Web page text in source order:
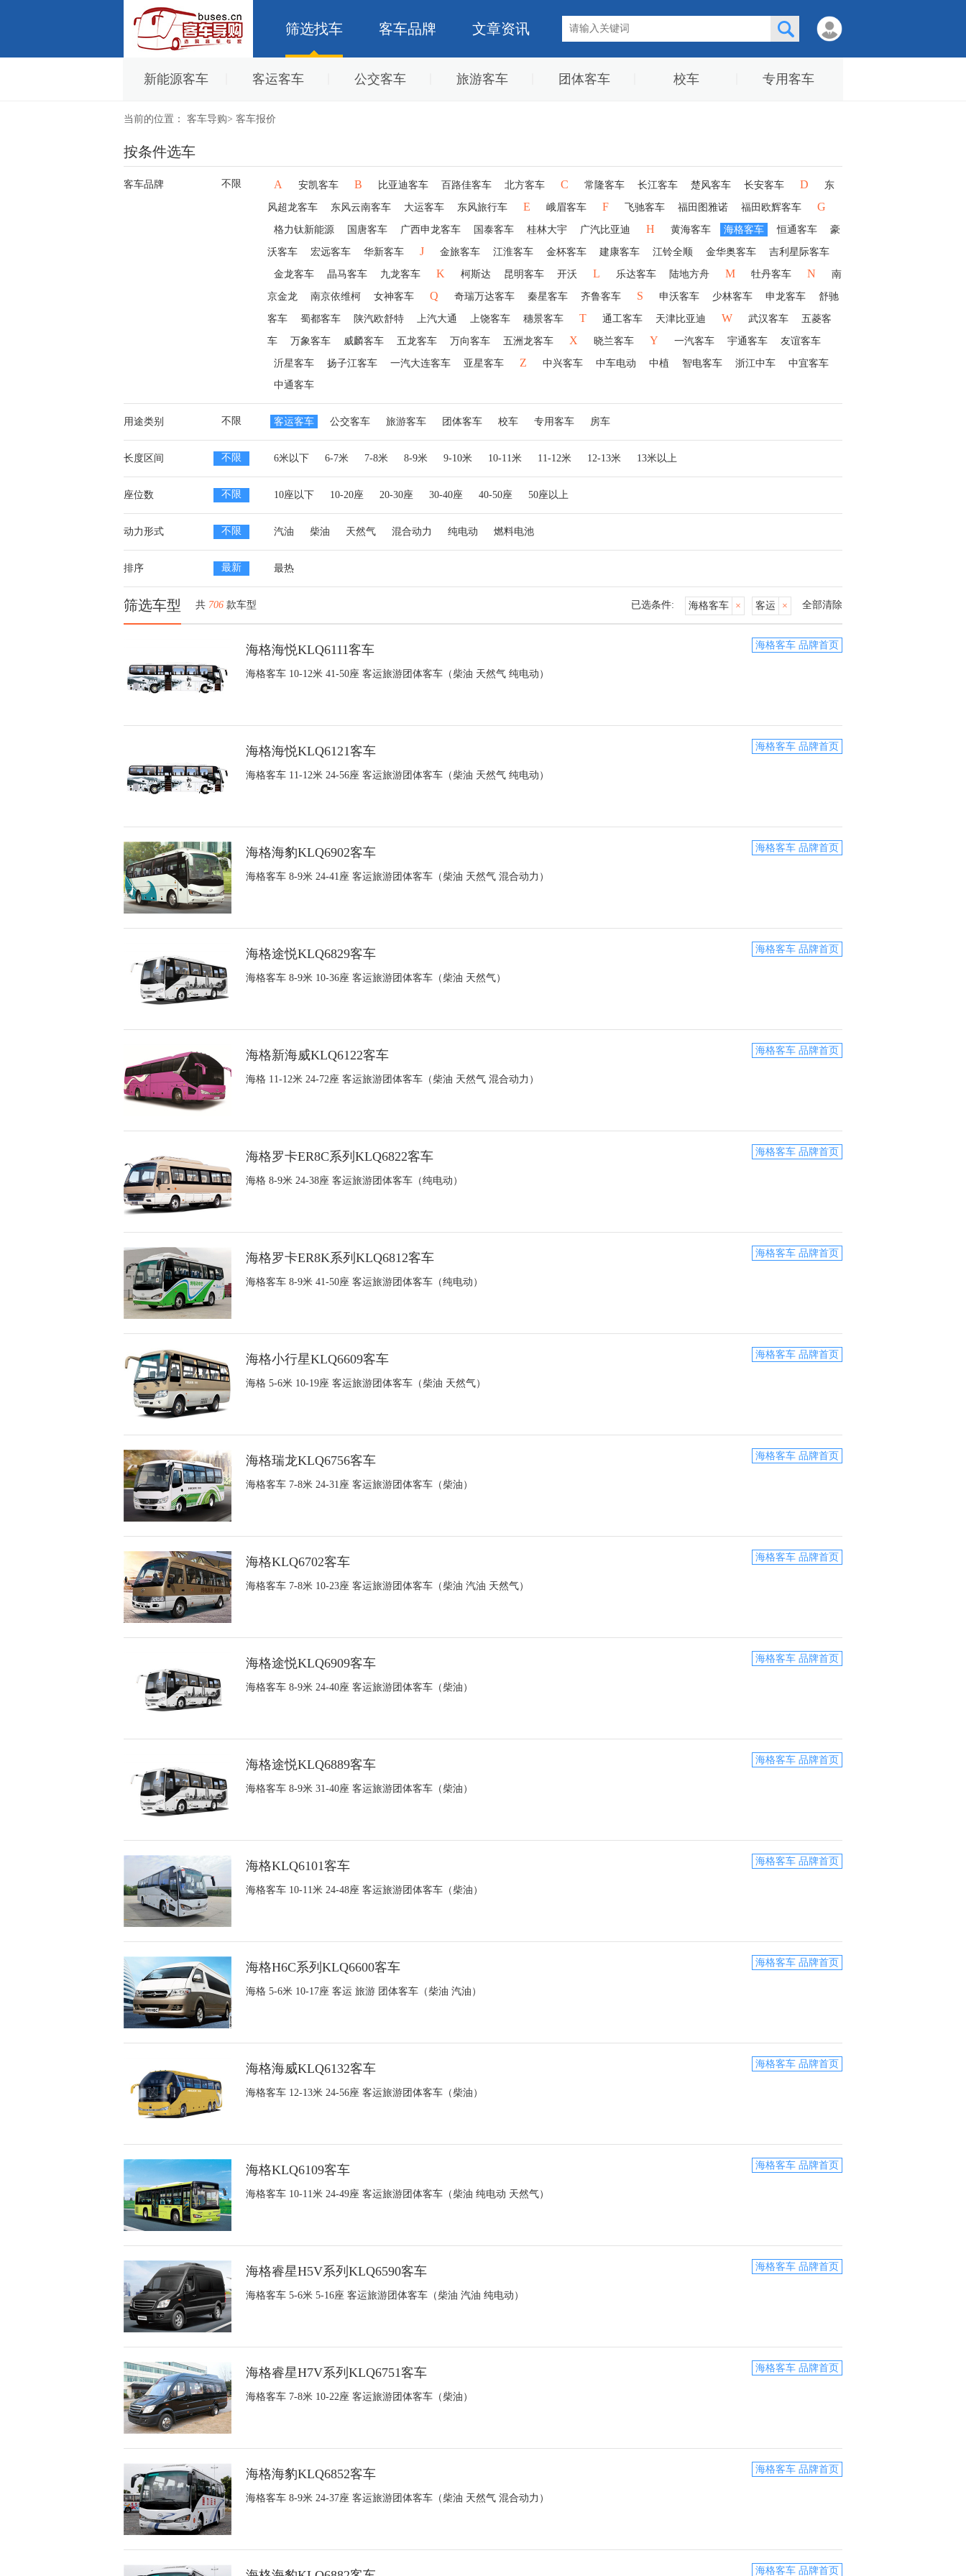
筛选找车 客车品牌 文章资讯
新能源客车 客运客车 公交客车 旅游客车 团体客车 校车 专用客车
当前的位置： 客车导购> 客车报价
按条件选车
客车品牌 不限 A 安凯客车 B 比亚迪客车 百路佳客车 北方客车 C 常隆客车 长江客车 楚风客车 长安客车 D 东
风超龙客车 东风云南客车 大运客车 东风旅行车 E 峨眉客车 F 飞驰客车 福田图雅诺 福田欧辉客车 G
格力钛新能源 国唐客车 广西申龙客车 国泰客车 桂林大宇 广汽比亚迪 H 黄海客车 海格客车 恒通客车 豪
沃客车 宏远客车 华新客车 J 金旅客车 江淮客车 金杯客车 建康客车 江铃全顺 金华奥客车 吉利星际客车
金龙客车 晶马客车 九龙客车 K 柯斯达 昆明客车 开沃 L 乐达客车 陆地方舟 M 牡丹客车 N 南
京金龙 南京依维柯 女神客车 Q 奇瑞万达客车 秦星客车 齐鲁客车 S 申沃客车 少林客车 申龙客车 舒驰
客车 蜀都客车 陕汽欧舒特 上汽大通 上饶客车 穗景客车 T 通工客车 天津比亚迪 W 武汉客车 五菱客
车 万象客车 威麟客车 五龙客车 万向客车 五洲龙客车 X 晓兰客车 Y 一汽客车 宇通客车 友谊客车
沂星客车 扬子江客车 一汽大连客车 亚星客车 Z 中兴客车 中车电动 中植 智电客车 浙江中车
中宜客车
中通客车
用途类别 不限 客运客车 公交客车 旅游客车 团体客车 校车 专用客车 房车
长度区间 不限 6米以下 6-7米 7-8米 8-9米 9-10米 10-11米 11-12米 12-13米 13米以上
座位数 不限 10座以下 10-20座 20-30座 30-40座 40-50座 50座以上
动力形式 不限 汽油 柴油 天然气 混合动力 纯电动 燃料电池
排序 最新 最热
筛选车型 共 706 款车型 全部清除
客运 ×
海格客车 ×
已选条件:
海格海悦KLQ6111客车
海格客车 10-12米 41-50座 客运旅游团体客车（柴油 天然气 纯电动）
海格客车 品牌首页
海格海悦KLQ6121客车
海格客车 11-12米 24-56座 客运旅游团体客车（柴油 天然气 纯电动）
海格客车 品牌首页
海格海豹KLQ6902客车
海格客车 8-9米 24-41座 客运旅游团体客车（柴油 天然气 混合动力）
海格客车 品牌首页
海格途悦KLQ6829客车
海格客车 8-9米 10-36座 客运旅游团体客车（柴油 天然气）
海格客车 品牌首页
海格新海威KLQ6122客车
海格 11-12米 24-72座 客运旅游团体客车（柴油 天然气 混合动力）
海格客车 品牌首页
海格罗卡ER8C系列KLQ6822客车
海格 8-9米 24-38座 客运旅游团体客车（纯电动）
海格客车 品牌首页
海格罗卡ER8K系列KLQ6812客车
海格客车 8-9米 41-50座 客运旅游团体客车（纯电动）
海格客车 品牌首页
海格小行星KLQ6609客车
海格 5-6米 10-19座 客运旅游团体客车（柴油 天然气）
海格客车 品牌首页
海格瑞龙KLQ6756客车
海格客车 7-8米 24-31座 客运旅游团体客车（柴油）
海格客车 品牌首页
海格KLQ6702客车
海格客车 7-8米 10-23座 客运旅游团体客车（柴油 汽油 天然气）
海格客车 品牌首页
海格途悦KLQ6909客车
海格客车 8-9米 24-40座 客运旅游团体客车（柴油）
海格客车 品牌首页
海格途悦KLQ6889客车
海格客车 8-9米 31-40座 客运旅游团体客车（柴油）
海格客车 品牌首页
海格KLQ6101客车
海格客车 10-11米 24-48座 客运旅游团体客车（柴油）
海格客车 品牌首页
海格H6C系列KLQ6600客车
海格 5-6米 10-17座 客运 旅游 团体客车（柴油 汽油）
海格客车 品牌首页
海格海威KLQ6132客车
海格客车 12-13米 24-56座 客运旅游团体客车（柴油）
海格客车 品牌首页
海格KLQ6109客车
海格客车 10-11米 24-49座 客运旅游团体客车（柴油 纯电动 天然气）
海格客车 品牌首页
海格睿星H5V系列KLQ6590客车
海格客车 5-6米 5-16座 客运旅游团体客车（柴油 汽油 纯电动）
海格客车 品牌首页
海格睿星H7V系列KLQ6751客车
海格客车 7-8米 10-22座 客运旅游团体客车（柴油）
海格客车 品牌首页
海格海豹KLQ6852客车
海格客车 8-9米 24-37座 客运旅游团体客车（柴油 天然气 混合动力）
海格客车 品牌首页
海格客车 品牌首页